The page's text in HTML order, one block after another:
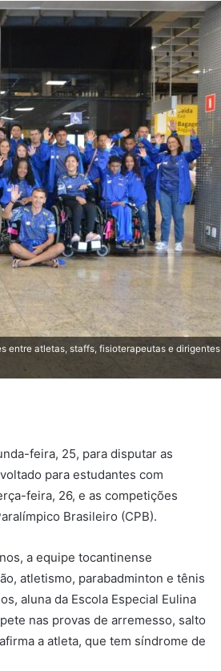
entre atletas, staffs, fisioterapeutas e dirigentes
feira, 25, para disputar as
para estudantes com
feira, 26, e as competições
Brasileiro (CPB).
a equipe tocantinense
atletismo, parabadminton e tênis
aluna da Escola Especial Eulina
nas provas de arremesso, salto
a atleta, que tem síndrome de